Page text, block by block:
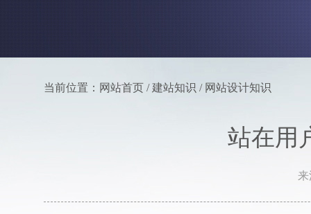
当前位置：网站首页 / 建站知识 / 网站设计知识
站在用
来